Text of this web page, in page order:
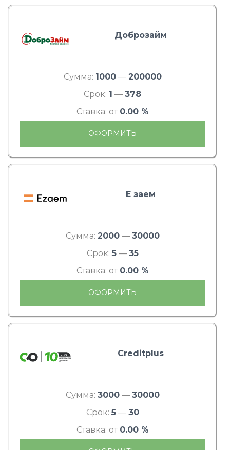
Доброзайм
Сумма: 1000— 200000
Срок: 1 — 378
Ставка: от 0.00 %
ОФОРМИТЬ
Е заем
Сумма: 2000— 30000
Срок: 5— 35
Ставка: от 0.00 %
ОФОРМИТЬ
Creditplus
Сумма: 3000— 30000
Срок: 5— 30
Ставка: от 0.00 %